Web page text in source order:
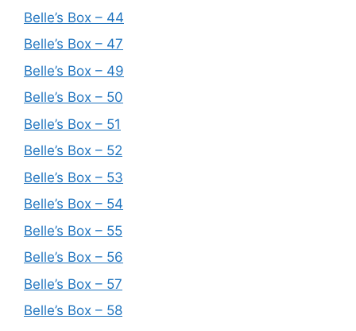
Belle’s Box – 44
Belle’s Box – 47
Belle’s Box – 49
Belle’s Box – 50
Belle’s Box – 51
Belle’s Box – 52
Belle’s Box – 53
Belle’s Box – 54
Belle’s Box – 55
Belle’s Box – 56
Belle’s Box – 57
Belle’s Box – 58